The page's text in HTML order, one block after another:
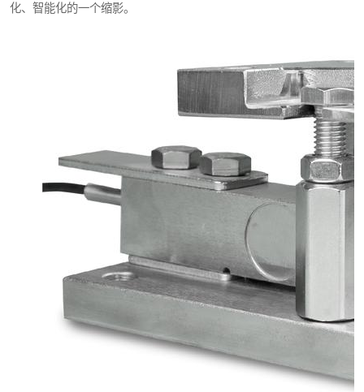
化、智能化的一个缩影。